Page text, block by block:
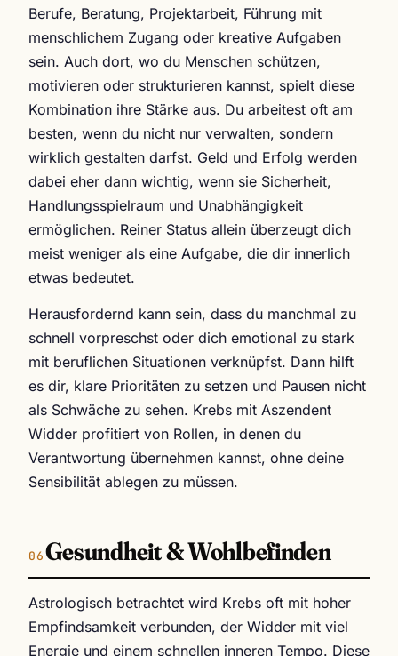
Berufe, Beratung, Projektarbeit, Führung mit
menschlichem Zugang oder kreative Aufgaben
sein. Auch dort, wo du Menschen schützen,
motivieren oder strukturieren kannst, spielt diese
Kombination ihre Stärke aus. Du arbeitest oft am
besten, wenn du nicht nur verwalten, sondern
wirklich gestalten darfst. Geld und Erfolg werden
dabei eher dann wichtig, wenn sie Sicherheit,
Handlungsspielraum und Unabhängigkeit
ermöglichen. Reiner Status allein überzeugt dich
meist weniger als eine Aufgabe, die dir innerlich
etwas bedeutet.
Herausfordernd kann sein, dass du manchmal zu
schnell vorpreschst oder dich emotional zu stark
mit beruflichen Situationen verknüpfst. Dann hilft
es dir, klare Prioritäten zu setzen und Pausen nicht
als Schwäche zu sehen. Krebs mit Aszendent
Widder profitiert von Rollen, in denen du
Verantwortung übernehmen kannst, ohne deine
Sensibilität ablegen zu müssen.
Gesundheit & Wohlbefinden
Astrologisch betrachtet wird Krebs oft mit hoher
Empfindsamkeit verbunden, der Widder mit viel
Energie und einem schnellen inneren Tempo. Diese